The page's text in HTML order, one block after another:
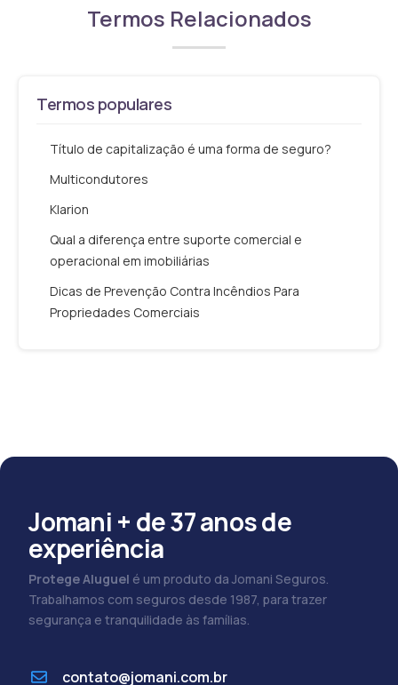
Termos Relacionados
Termos populares
Título de capitalização é uma forma de seguro?
Multicondutores
Klarion
Qual a diferença entre suporte comercial e
operacional em imobiliárias
Dicas de Prevenção Contra Incêndios Para
Propriedades Comerciais
Jomani + de 37 anos de
experiência
Protege Aluguel é um produto da Jomani Seguros.
Trabalhamos com seguros desde 1987, para trazer
segurança e tranquilidade às famílias.
contato@jomani.com.br